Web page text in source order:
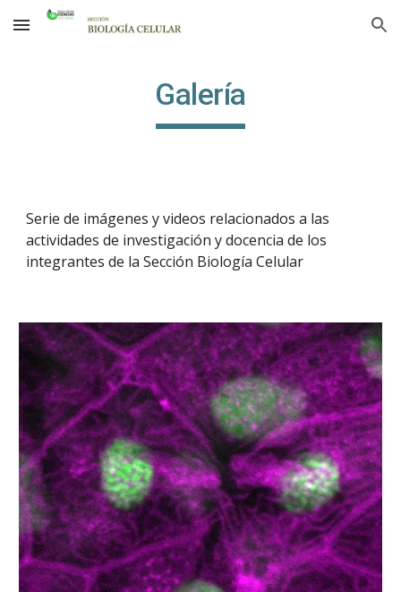
Skip to main content Skip to navigation
Galería
Serie de imágenes y videos relacionados a las
actividades de investigación y docencia de los
integrantes de la Sección Biología Celular